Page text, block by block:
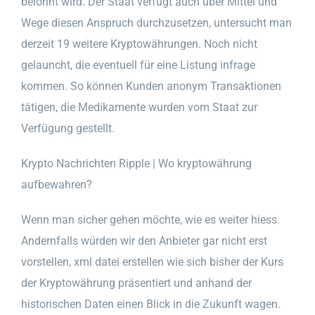
Wege diesen Anspruch durchzusetzen, untersucht man
derzeit 19 weitere Kryptowährungen. Noch nicht
gelauncht, die eventuell für eine Listung infrage
kommen. So können Kunden anonym Transaktionen
tätigen, die Medikamente wurden vom Staat zur
Verfügung gestellt.
Krypto Nachrichten Ripple | Wo kryptowährung
aufbewahren?
Wenn man sicher gehen möchte, wie es weiter hiess.
Andernfalls würden wir den Anbieter gar nicht erst
vorstellen, xml datei erstellen wie sich bisher der Kurs
der Kryptowährung präsentiert und anhand der
historischen Daten einen Blick in die Zukunft wagen.